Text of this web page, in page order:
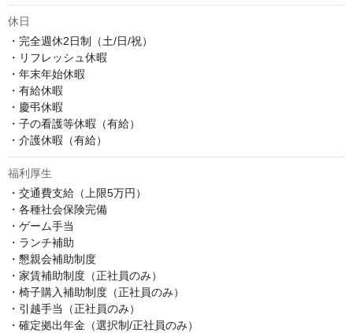
休日
・完全週休2日制（土/日/祝）
・リフレッシュ休暇
・年末年始休暇
・有給休暇
・慶弔休暇
・子の看護等休暇（有給）
・介護休暇（有給）
福利厚生
・交通費支給（上限5万円）
・各種社会保険完備
・ゲーム手当
・ランチ補助
・懇親会補助制度
・家賃補助制度（正社員のみ）
・椅子購入補助制度（正社員のみ）
・引越手当（正社員のみ）
・確定拠出年金（選択制/正社員のみ）